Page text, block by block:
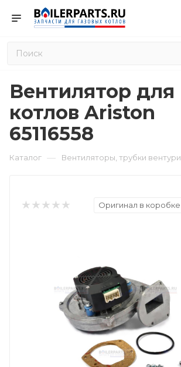
Вентилятор для
котлов Ariston
65116558
Каталог — Вентиляторы, трубки вентури
Оригинал в коробке